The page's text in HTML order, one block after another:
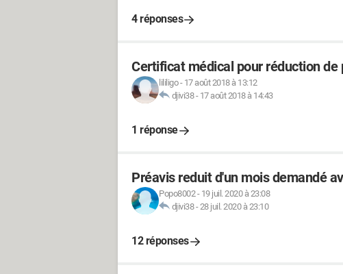
4 réponses
Certificat médical pour réduction de
lililigo- 17 août 2018 à 13:12
djivi38- 17 août 2018 à 14:43
1 réponse
Préavis reduit d'un mois demandé
Popo8002- 19 juil. 2020 à 23:08
djivi38-28 juil. 2020 à 23:10
12 réponses